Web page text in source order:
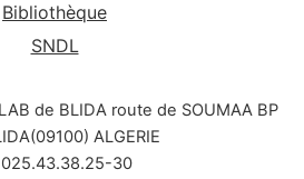
Bibliothèque
SNDL
de BLIDA route de SOUMAA BP
ALGERIE
025.43.38.25-30